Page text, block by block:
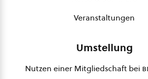
Veranstaltungen
Umstellung
Nutzen einer Mitgliedschaft bei